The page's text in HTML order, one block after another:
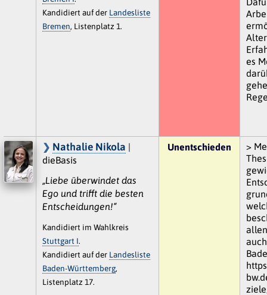
Kandidiert auf der Landesliste
Bremen, Listenplatz 1.
es
Nathalie Nikola |
dieBasis
„Liebe überwindet das
Ego und trifft die besten
Entscheidungen!“
Kandidiert im Wahlkreis
Stuttgart I.
Kandidiert auf der Landesliste
Baden-Württemberg,
Listenplatz 17.
Unentschieden
>